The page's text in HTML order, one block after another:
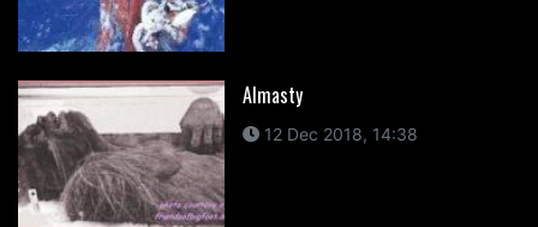
Almasty
12 Dec 2018, 14:38